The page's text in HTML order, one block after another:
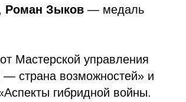
Роман Зыков — медаль
Мастерской управления
страна возможностей» и
гибридной войны.